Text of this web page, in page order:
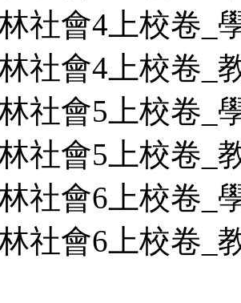
社會4上校卷_
社會4上校卷_
社會5上校卷_
社會5上校卷_
社會6上校卷_
社會6上校卷_